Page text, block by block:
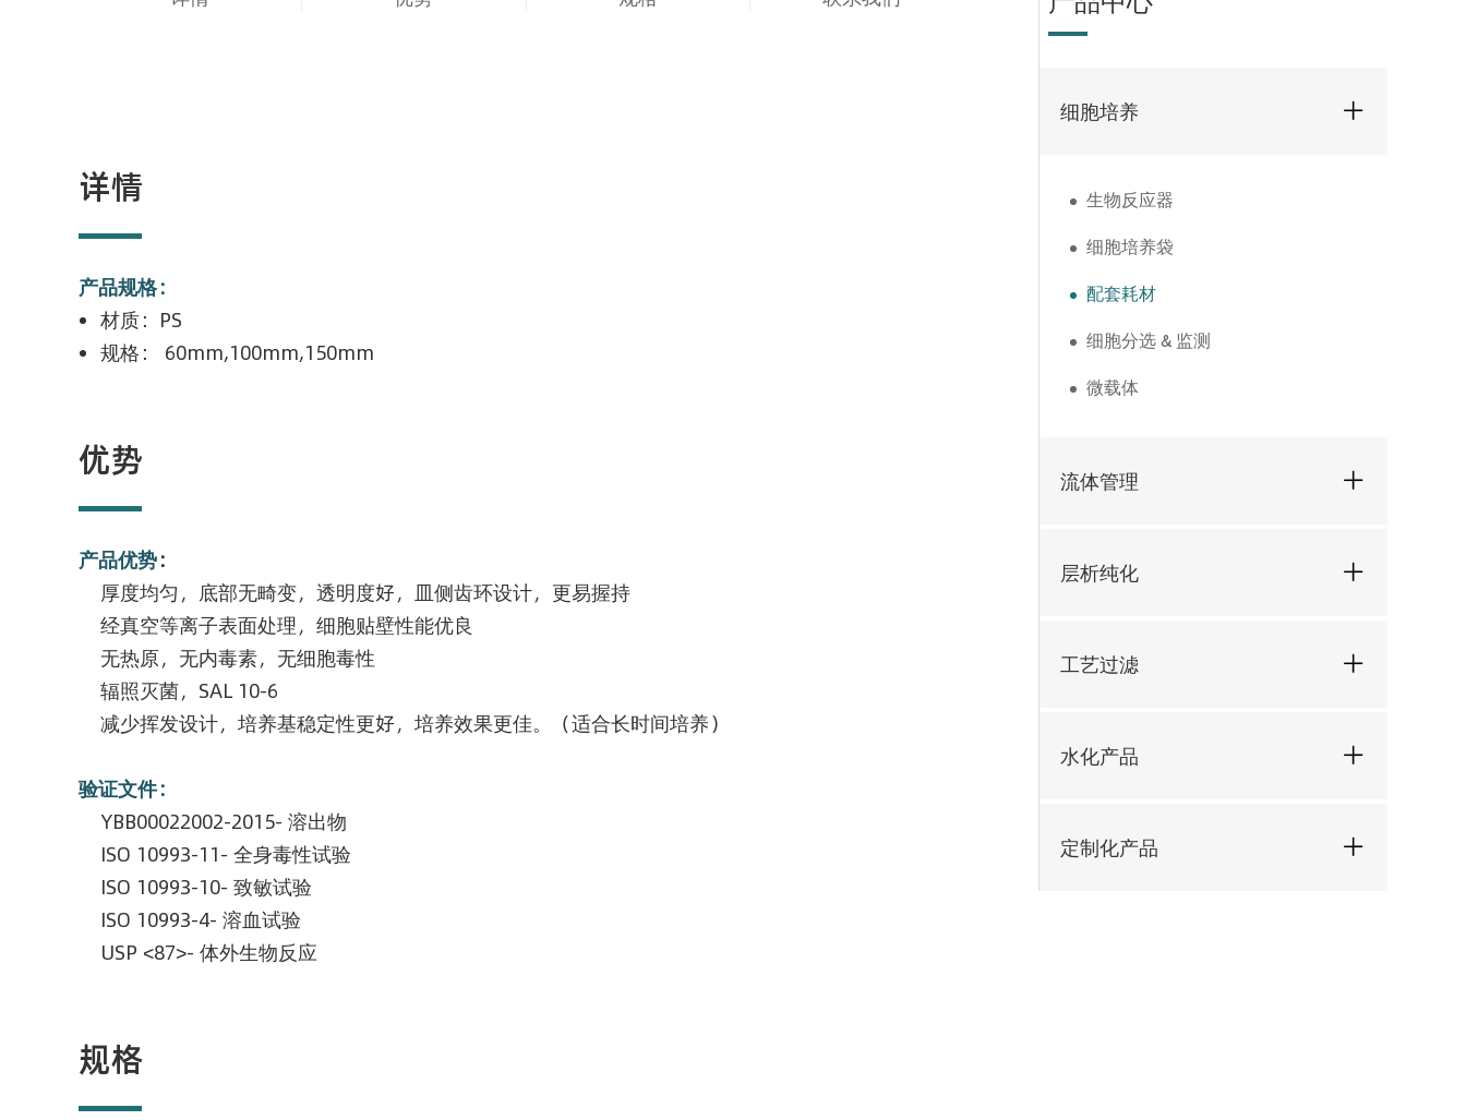
详情
产品规格：
材质：PS
规格： 60mm,100mm,150mm
优势
产品优势：
厚度均匀，底部无畸变，透明度好，皿侧齿环设计，更易握持
经真空等离子表面处理，细胞贴壁性能优良
无热原，无内毒素，无细胞毒性
辐照灭菌，SAL 10-6
减少挥发设计，培养基稳定性更好，培养效果更佳。（适合长时间培养）
验证文件：
YBB00022002-2015- 溶出物
ISO 10993-11- 全身毒性试验
ISO 10993-10- 致敏试验
ISO 10993-4- 溶血试验
USP <87>- 体外生物反应
规格
细胞培养
生物反应器
细胞培养袋
配套耗材
细胞分选 & 监测
微载体
流体管理
层析纯化
工艺过滤
水化产品
定制化产品